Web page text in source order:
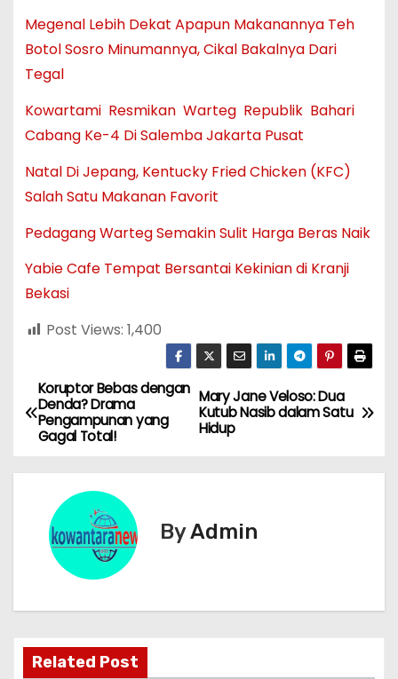
Megenal Lebih Dekat Apapun Makanannya Teh
Botol Sosro Minumannya, Cikal Bakalnya Dari
Tegal
Kowartami Resmikan Warteg Republik Bahari
Cabang Ke-4 Di Salemba Jakarta Pusat
Natal Di Jepang, Kentucky Fried Chicken (KFC)
Salah Satu Makanan Favorit
Pedagang Warteg Semakin Sulit Harga Beras Naik
Yabie Cafe Tempat Bersantai Kekinian di Kranji
Bekasi
Post Views: 1,400
N
a
v
s
Mary Jane Veloso: Dua
Kutub Nasib dalam Satu
Hidup
Koruptor Bebas dengan
Denda? Drama
Pengampunan yang
Gagal Total!
ByAdmin
Related Post